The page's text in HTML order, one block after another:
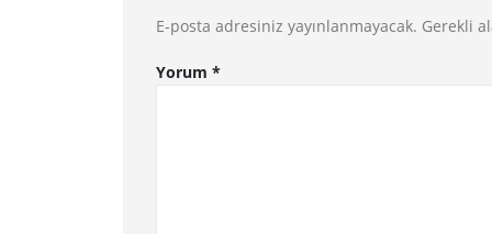
E-posta adresiniz yayınlanmayacak. Gerekli
Yorum *